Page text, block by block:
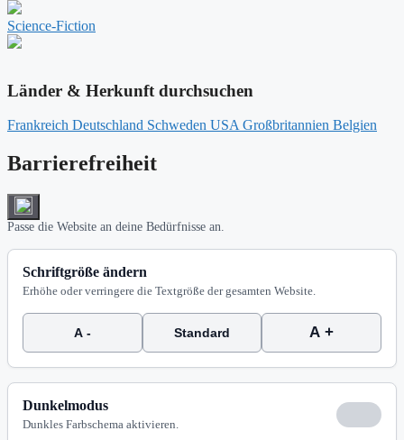
Science-Fiction
Länder & Herkunft durchsuchen
Frankreich Deutschland Schweden USA Großbritannien Belgien
Barrierefreiheit
Passe die Website an deine Bedürfnisse an.
Schriftgröße ändern
Erhöhe oder verringere die Textgröße der gesamten Website.
A - Standard A +
Dunkelmodus
Dunkles Farbschema aktivieren.